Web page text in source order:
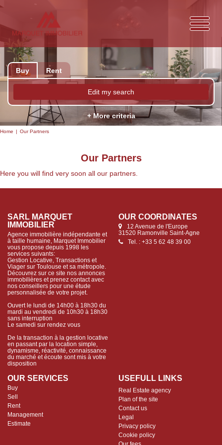
Buy Rent
Edit my search
+ More criteria
Home Our Partners
Our Partners
Here you will find very soon all our partners.
SARL MARQUET
IMMOBILIER
Agence immobilière indépendante et
à taille humaine, Marquet Immobilier
vous propose depuis 1998 les
services suivants:
Gestion Locative, Transactions et
Viager sur Toulouse et sa métropole.
Découvrez sur ce site nos annonces
immobilières et prenez contact avec
nos conseillers pour une étude
personnalisée de votre projet.
Ouvert le lundi de 14h00 à 18h30 du
mardi au vendredi de 10h30 à 18h30
sans interruption
Le samedi sur rendez vous
De la transaction à la gestion locative
en passant par la location simple,
dynamisme, réactivité, connaissance
du marché et écoute sont mis à votre
disposition
OUR COORDINATES
12 Avenue de l'Europe
31520 Ramonville Saint-Agne
Tel. : +33 5 62 48 39 00
OUR SERVICES
Buy
Sell
Rent
Management
Estimate
USEFULL LINKS
Real Estate agency
Plan of the site
Contact us
Legal
Privacy policy
Cookie policy